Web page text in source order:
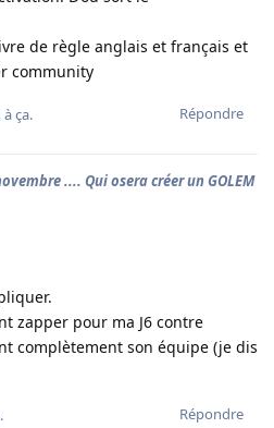
de règle anglais et français et
community
Répondre
ça.
.... Qui osera créer un GOLEM
zapper pour ma J6 contre
complètement son équipe (je dis
Répondre